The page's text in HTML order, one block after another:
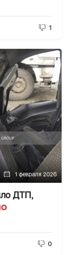
1
1 февраля 2026
ДТП,
0